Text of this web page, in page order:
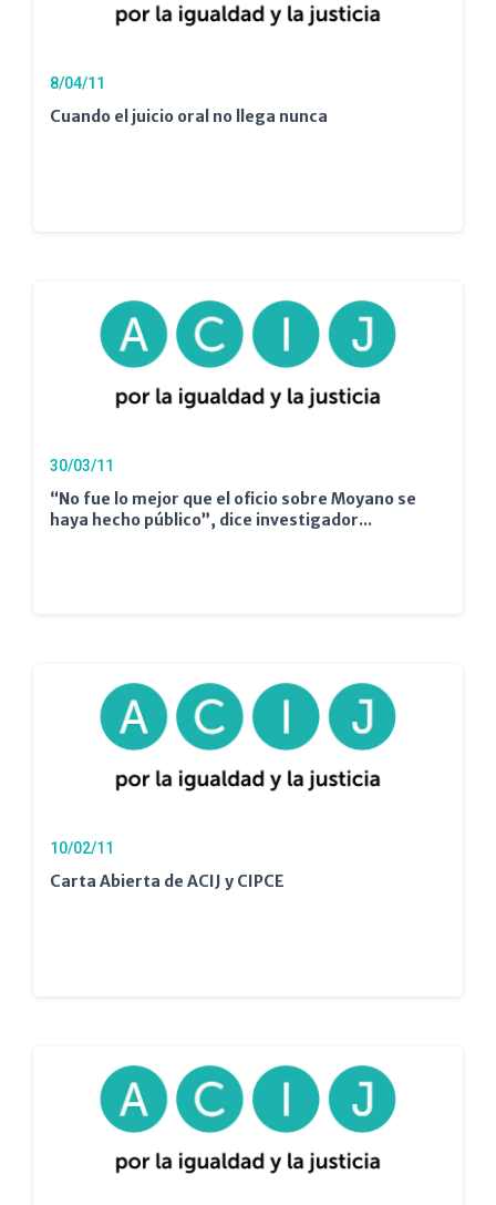
8/04/11
Cuando el juicio oral no llega nunca
30/03/11
“No fue lo mejor que el oficio sobre Moyano se
haya hecho público”, dice investigador...
10/02/11
Carta Abierta de ACIJ y CIPCE